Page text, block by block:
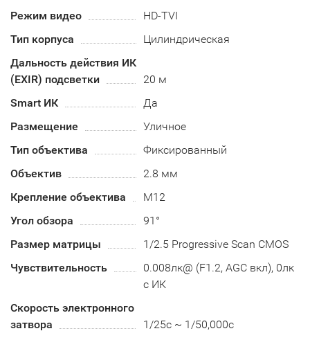
Режим видео
HD-TVI
Тип корпуса
Цилиндрическая
Дальность действия ИК
(EXIR) подсветки
20 м
Smart ИК
Да
Размещение
Уличное
Тип объектива
Фиксированный
Объектив
2.8 мм
Крепление объектива
М12
Угол обзора
91°
Размер матрицы
1/2.5 Progressive Scan CMOS
Чувствительность
0.008лк@ (F1.2, AGC вкл), 0лк
с ИК
Скорость электронного
затвора
1/25с ~ 1/50,000с